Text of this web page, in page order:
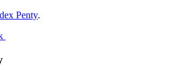
Penty.